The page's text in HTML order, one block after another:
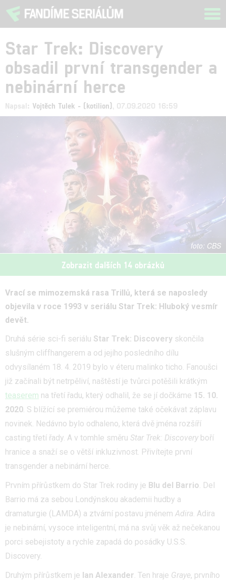
Star Trek: Discovery
obsadil první transgender a
nebinární herce
Napsal: Vojtěch Tulek - (kotilion) , 07.09.2020 16:59
CBS
Zobrazit dalších 14 obrázků
Vrací se mimozemská rasa Trillů, která se naposledy
objevila v roce 1993 v seriálu Star Trek: Hluboký vesmír
devět.
Druhá série sci-fi seriálu Star Trek: Discovery skončila
slušným cliffhangerem a od jejího posledního dílu
odvysílaném 18. 4. 2019 bylo v éteru malinko ticho. Fanoušci
již začínali být netrpěliví, naštěstí je tvůrci potěšili krátkým
teaserem na třetí řadu, který odhalil, že se jí dočkáme 15. 10.
2020. S blížící se premiérou můžeme také očekávat záplavu
novinek. Nedávno bylo odhaleno, která dvě jména rozšíří
casting třetí řady. A v tomhle směru Star Trek: Discovery boří
hranice a snaží se o větší inkluzivnost. Přivítejte první
transgender a nebinární herce.
Prvním přírůstkem do Star Trek rodiny je Blu del Barrio. Del
Barrio má za sebou Londýnskou akademii hudby a
dramaturgie (LAMDA) a ztvární postavu jménem Adira. Adira
je nebinární, vysoce inteligentní, má na svůj věk až nečekanou
porci sebejistoty a rychle zapadá do posádky U.S.S.
Discovery.
Druhým přírůstkem je Ian Alexander. Ten hraje Graye, prvního